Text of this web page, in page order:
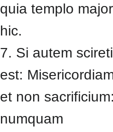
quia templo
hic.
7. Si autem
est:
et non
numquam